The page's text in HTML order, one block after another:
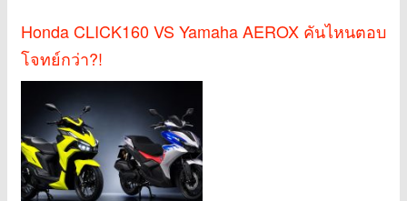
Honda CLICK160 VS Yamaha AEROX คันไหนตอบ
โจทย์กว่า?!